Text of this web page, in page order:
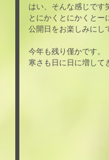
はい、そんな感じです
とにかくとにかくとー
公開日をお楽しみにし
今年も残り僅かです。
寒さも日に日に増して